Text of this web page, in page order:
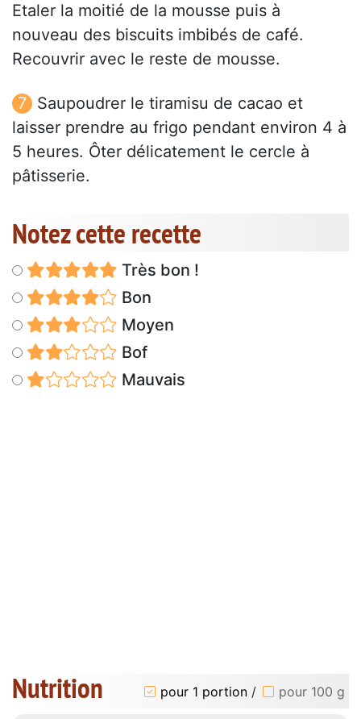
Etaler la moitié de la mousse puis à
nouveau des biscuits imbibés de café.
Recouvrir avec le reste de mousse.
Saupoudrer le tiramisu de cacao et
laisser prendre au frigo pendant environ 4 à
5 heures. Ôter délicatement le cercle à
pâtisserie.
Notez cette recette
Très bon !
Bon
Moyen
Bof
Mauvais
Nutrition pour 1 portion / pour 100 g